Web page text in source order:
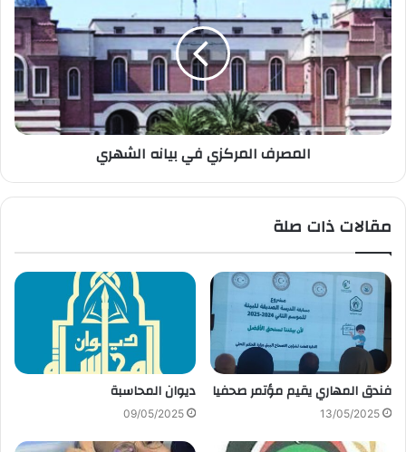
المصرف المركزي في بيانه الشهري
مقالات ذات صلة
فندق المهاري يقيم مؤتمر صحفيا
13/05/2025
ديوان المحاسبة
09/05/2025